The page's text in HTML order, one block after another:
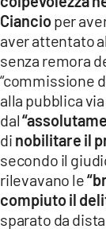
Ciancioper
aver attentato
senza remora
“commissione
alla pubblica
dal
di nobilitare il
secondo il
rilevavano le
compiuto il
sparato da